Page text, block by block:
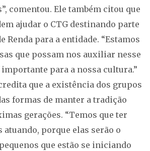
comentou. Ele também citou que
ajudar o CTG destinando parte
Renda para a entidade. “Estamos
que possam nos auxiliar nesse
para a nossa cultura.”
que a existência dos grupos
formas de manter a tradição
gerações. “Temos que ter
atuando, porque elas serão o
que estão se iniciando